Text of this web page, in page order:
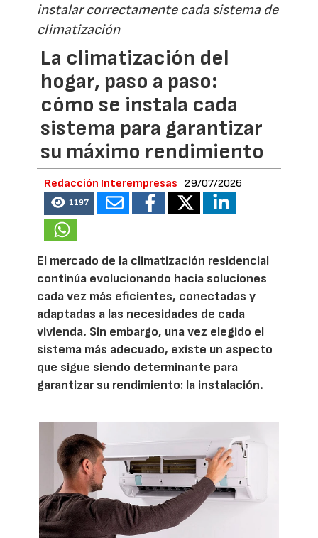
instalar correctamente cada sistema de
climatización
La climatización del
hogar, paso a paso:
cómo se instala cada
sistema para garantizar
su máximo rendimiento
Redacción Interempresas 29/07/2026
1197
El mercado de la climatización residencial
continúa evolucionando hacia soluciones
cada vez más eficientes, conectadas y
adaptadas a las necesidades de cada
vivienda. Sin embargo, una vez elegido el
sistema más adecuado, existe un aspecto
que sigue siendo determinante para
garantizar su rendimiento: la instalación.